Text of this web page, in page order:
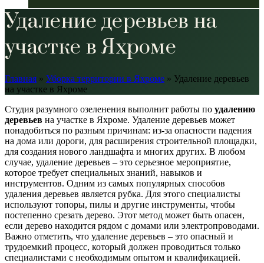
Удаление деревьев на
участке в Яхроме
Главная » Уборка территории в Яхроме » Удаление деревьев
на участке в Яхроме
Студия разумного озеленения выполнит работы по удалению
деревьев на участке в Яхроме. Удаление деревьев может
понадобиться по разным причинам: из-за опасности падения
на дома или дороги, для расширения строительной площадки,
для создания нового ландшафта и многих других. В любом
случае, удаление деревьев – это серьезное мероприятие,
которое требует специальных знаний, навыков и
инструментов. Одним из самых популярных способов
удаления деревьев является рубка. Для этого специалисты
используют топоры, пилы и другие инструменты, чтобы
постепенно срезать дерево. Этот метод может быть опасен,
если дерево находится рядом с домами или электропроводами.
Важно отметить, что удаление деревьев – это опасный и
трудоемкий процесс, который должен проводиться только
специалистами с необходимым опытом и квалификацией.